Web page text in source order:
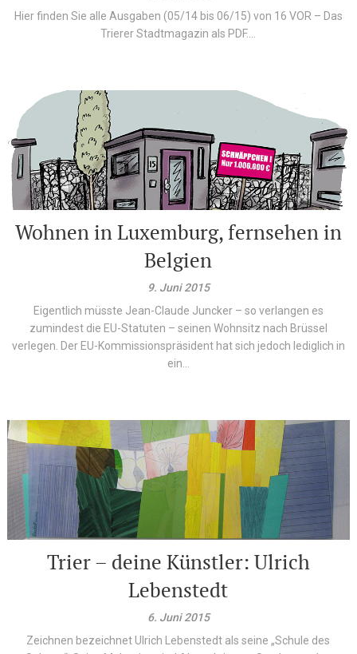
Hier finden Sie alle Ausgaben (05/14 bis 06/15) von 16 VOR – Das
Trierer Stadtmagazin als PDF....
Wohnen in Luxemburg, fernsehen in
Belgien
9. Juni 2015
Eigentlich müsste Jean-Claude Juncker – so verlangen es
zumindest die EU-Statuten – seinen Wohnsitz nach Brüssel
verlegen. Der EU-Kommissionspräsident hat sich jedoch lediglich in
ein...
Trier – deine Künstler: Ulrich
Lebenstedt
6. Juni 2015
Zeichnen bezeichnet Ulrich Lebenstedt als seine „Schule des